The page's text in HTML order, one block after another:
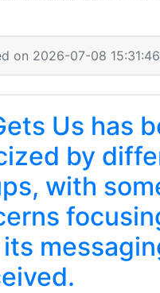
on 2026-07-08 15:31:46
Us has
by
with